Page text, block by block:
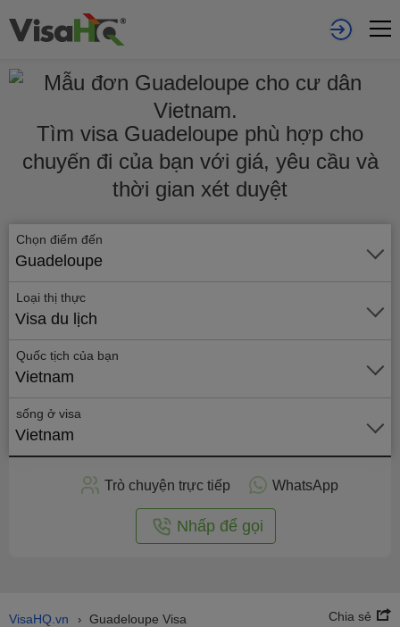
Tìm visa Guadeloupe phù hợp cho
chuyến đi của bạn với giá, yêu cầu và
thời gian xét duyệt
Chọn điểm đến
Guadeloupe
Loại thị thực
Visa du lịch
Quốc tịch của bạn
Vietnam
sống ở visa
Vietnam
Gửi
hồ
Trò chuyện trực tiếp WhatsApp
Nhấp để gọi
VisaHQ.vn › Guadeloupe Visa Chia sẻ